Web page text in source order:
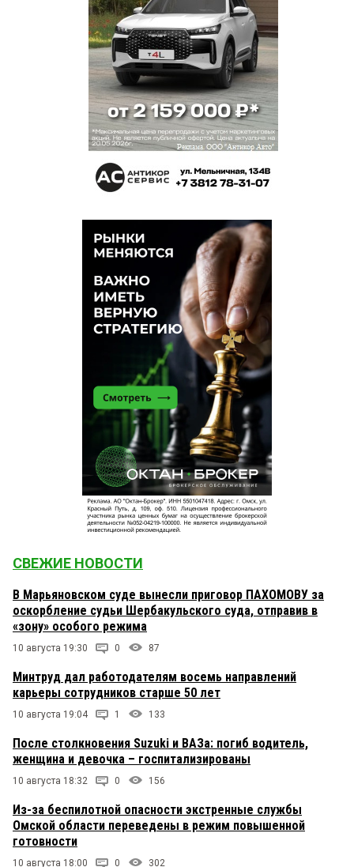
СВЕЖИЕ НОВОСТИ
В Марьяновском суде вынесли приговор ПАХОМОВУ за
оскорбление судьи Шербакульского суда, отправив в
«зону» особого режима
10 августа 19:30 0 87
Минтруд дал работодателям восемь направлений
карьеры сотрудников старше 50 лет
10 августа 19:04 1 133
После столкновения Suzuki и ВАЗа: погиб водитель,
женщина и девочка – госпитализированы
10 августа 18:32 0 156
Из-за беспилотной опасности экстренные службы
Омской области переведены в режим повышенной
готовности
10 августа 18:00 0 302